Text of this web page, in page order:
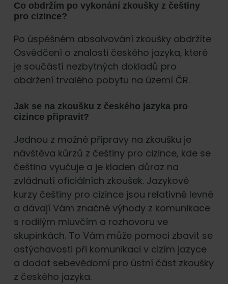
Co obdržím po vykonání zkoušky z češtiny
pro cizince?
Po úspěšném absolvování zkoušky obdržíte
Osvědčení o znalosti českého jazyka, které
je součástí nezbytných dokladů pro
obdržení trvalého pobytu na území ČR.
Jak se na zkoušku z českého jazyka pro
cizince připravit?
Jednou z možné přípravy na zkoušku je
návštěva kůrzů z češtiny pro cizince, kde se
čeština vyučuje a je kladen důraz na
zvládnutí oficiálních zkoušek. Jazykové
kurzy češtiny pro cizince jsou relativně levné
a dávají Vám značné výhody z komunikace
s rodilým mluvčím a rozhovoru ve
skupinkách. To Vám může pomoci zbavit se
ostýchavosti při komunikaci v cizím jazyce
a dodat sebevědomí pro ústní část zkoušky
z českého jazyka.